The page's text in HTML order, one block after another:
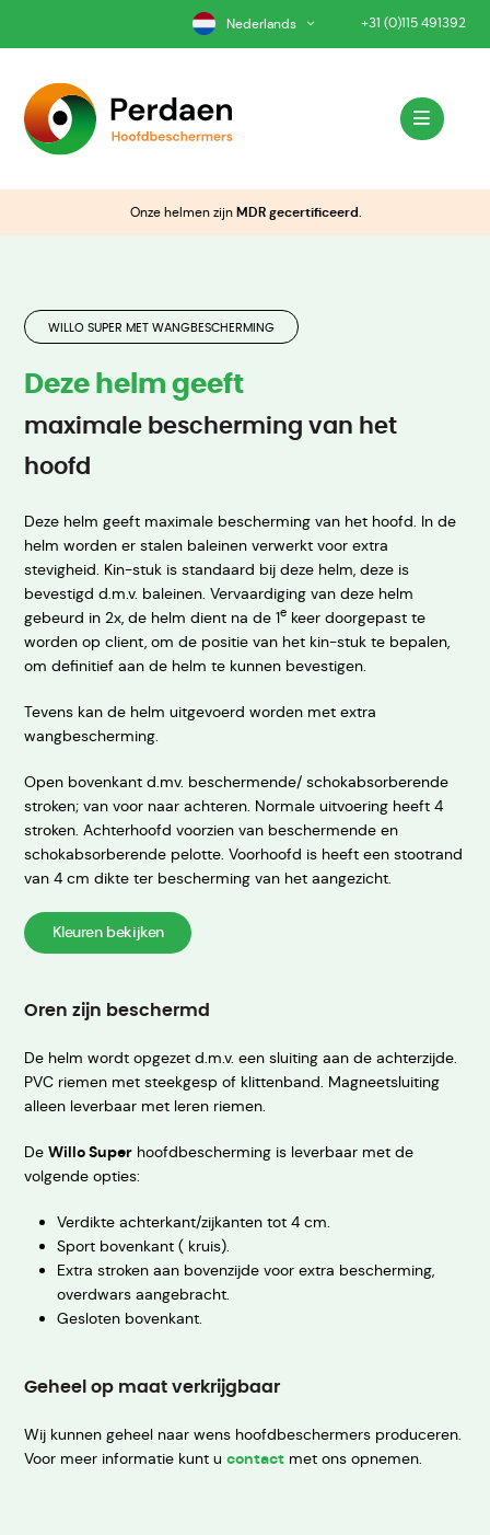
Nederlands +31 (0)115 491392
Onze helmen zijn MDR gecertificeerd.
WILLO SUPER MET WANGBESCHERMING
Deze helm geeft
maximale bescherming van het
hoofd
Deze helm geeft maximale bescherming van het hoofd. In de
helm worden er stalen baleinen verwerkt voor extra
stevigheid. Kin-stuk is standaard bij deze helm, deze is
bevestigd d.m.v. baleinen. Vervaardiging van deze helm
gebeurd in 2x, de helm dient na de 1e keer doorgepast te
worden op client, om de positie van het kin-stuk te bepalen,
om definitief aan de helm te kunnen bevestigen.
Tevens kan de helm uitgevoerd worden met extra
wangbescherming.
Open bovenkant d.mv. beschermende/ schokabsorberende
stroken; van voor naar achteren. Normale uitvoering heeft 4
stroken. Achterhoofd voorzien van beschermende en
schokabsorberende pelotte. Voorhoofd is heeft een stootrand
van 4 cm dikte ter bescherming van het aangezicht.
Kleuren bekijken
Oren zijn beschermd
De helm wordt opgezet d.m.v. een sluiting aan de achterzijde.
PVC riemen met steekgesp of klittenband. Magneetsluiting
alleen leverbaar met leren riemen.
DeWillo Super hoofdbescherming is leverbaar met de
volgende opties:
Verdikte achterkant/zijkanten tot 4 cm.
Sport bovenkant ( kruis).
Extra stroken aan bovenzijde voor extra bescherming,
overdwars aangebracht.
Gesloten bovenkant.
Geheel op maat verkrijgbaar
Wij kunnen geheel naar wens hoofdbeschermers produceren.
Voor meer informatie kunt ucontact met ons opnemen.